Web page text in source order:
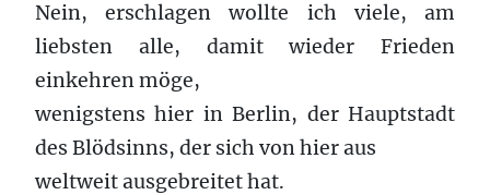
Nein, erschlagen wollte ich viele, am
liebsten alle, damit wieder Frieden
einkehren möge,
wenigstens hier in Berlin, der Hauptstadt
des Blödsinns, der sich von hier aus
weltweit ausgebreitet hat.